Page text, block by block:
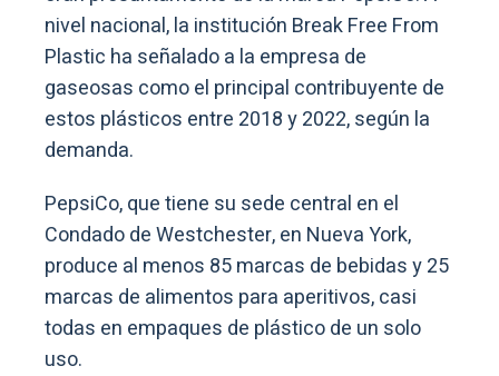
nivel nacional, la institución Break Free From
Plastic ha señalado a la empresa de
gaseosas como el principal contribuyente de
estos plásticos entre 2018 y 2022, según la
demanda.
PepsiCo, que tiene su sede central en el
Condado de Westchester, en Nueva York,
produce al menos 85 marcas de bebidas y 25
marcas de alimentos para aperitivos, casi
todas en empaques de plástico de un solo
uso.